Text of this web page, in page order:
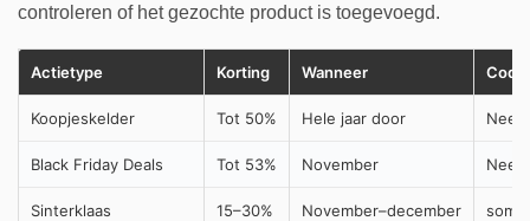
controleren of het gezochte product is toegevoegd.
Actietype Korting Wanneer Code
Koopjeskelder Tot 50% Hele jaar door Nee,
Black Friday Deals Tot 53% November Nee
Sinterklaas 15–30% November–december soms